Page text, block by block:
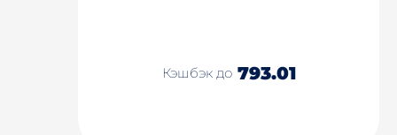
Кэшбэк до 793.01